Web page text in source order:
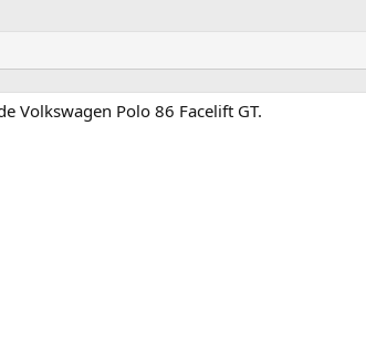
Volkswagen Polo 86 Facelift GT.